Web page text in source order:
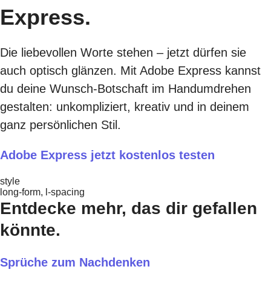
Express.
Die liebevollen Worte stehen – jetzt dürfen sie
auch optisch glänzen. Mit Adobe Express kannst
du deine Wunsch-Botschaft im Handumdrehen
gestalten: unkompliziert, kreativ und in deinem
ganz persönlichen Stil.
Adobe Express jetzt kostenlos testen
style
long-form, l-spacing
Entdecke mehr, das dir gefallen
könnte.
Sprüche zum Nachdenken